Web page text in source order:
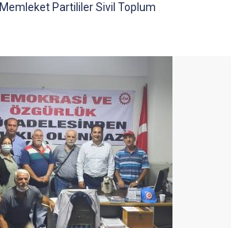
Memleket Partililer Sivil Toplum